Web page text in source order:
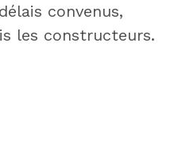
convenus,
les constructeurs.